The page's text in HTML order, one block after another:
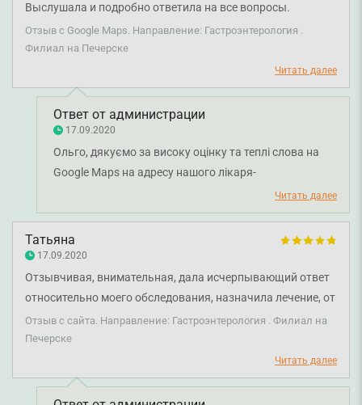
Выслушала и подробно ответила на все вопросы.
Хороший врач)
Отзыв с Google Maps. Направление: Гастроэнтерология .
Филиал на Печерске
Читать далее
Ответ от администрации
17.09.2020
Ольго, дякуємо за високу оцінку та теплі слова на
Google Maps на адресу нашого лікаря-
гастроентеролога Хмарської Олени Дмитрівни.
Дякуємо за довіру і щиро бажаємо вам міцного
Читать далее
Татьяна
17.09.2020
Отзывчивая, внимательная, дала исчерпывающий ответ
относительно моего обследования, назначила лечение, от
которого мне очень хорошо. Спасибо врачу!
Отзыв с сайта. Направление: Гастроэнтерология . Филиал на
Печерске
Читать далее